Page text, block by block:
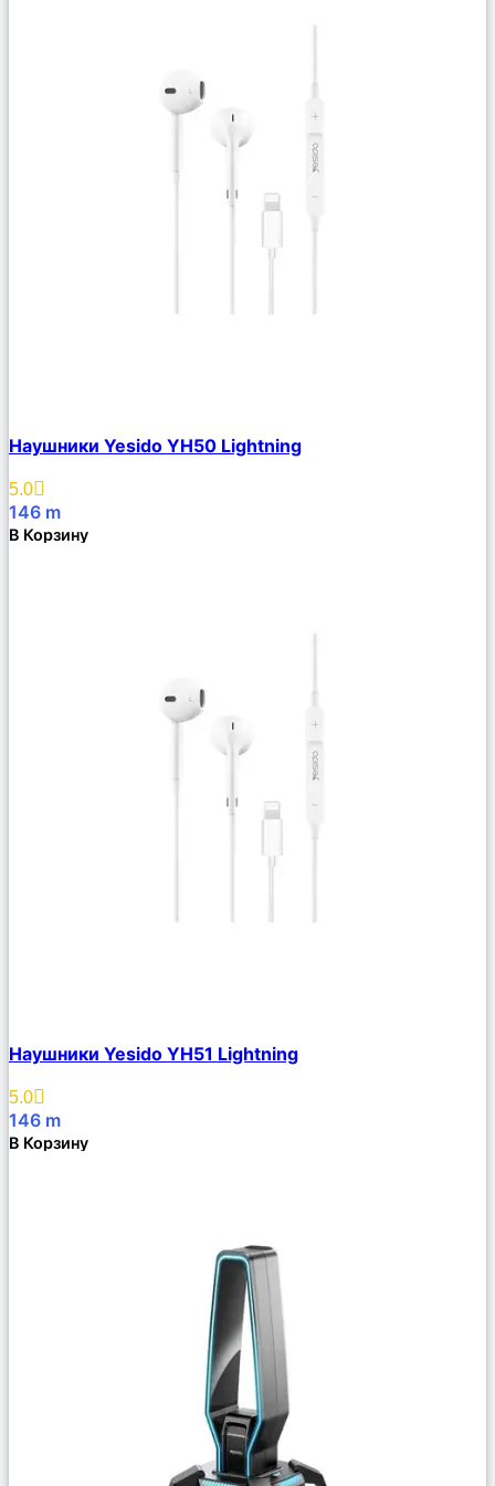
Описание
Избранное
Наушники Yesido YH50 Lightning
5.0
146 m
В Корзину
Описание
Избранное
Наушники Yesido YH51 Lightning
5.0
146 m
В Корзину